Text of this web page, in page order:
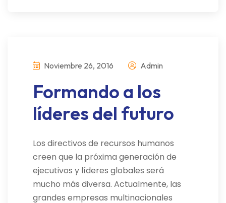
Noviembre 26, 2016 Admin
Formando a los
líderes del futuro
Los directivos de recursos humanos
creen que la próxima generación de
ejecutivos y líderes globales será
mucho más diversa. Actualmente, las
grandes empresas multinacionales